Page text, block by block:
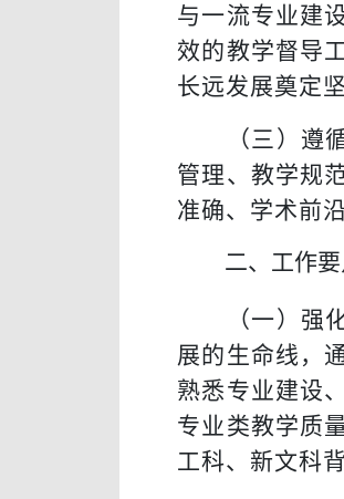
与一流专业建
效的教学督导
长远发展奠定
（ 三 ） 遵
管理、教学规
准确、学术前
二、工作
（一） 强
展的生命线，
熟悉专业建设
专业类教学质
工科、新文科